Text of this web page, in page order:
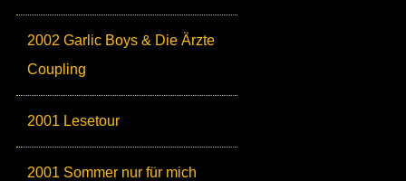
2002 Garlic Boys & Die Ärzte
Coupling
2001 Lesetour
2001 Sommer nur für mich